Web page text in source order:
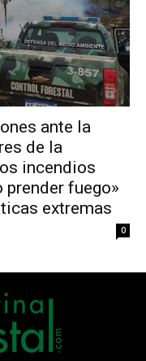
ante la
de la
incendios
fuego»
extremas
0